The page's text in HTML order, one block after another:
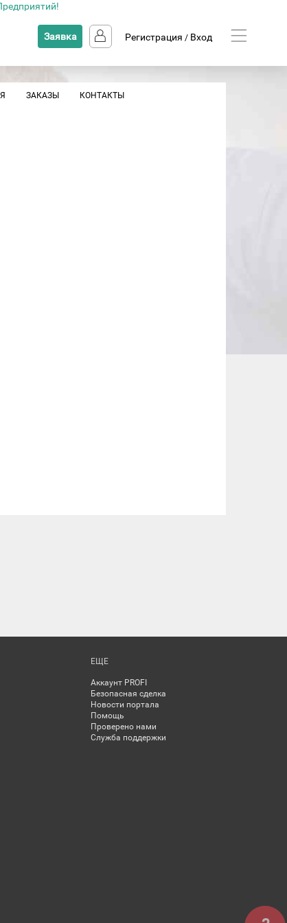
Заявка Регистрация / Вход
ЗАКАЗЫ КОНТАКТЫ
ЕЩЕ
Аккаунт PROFI
Безопасная сделка
Новости портала
Помощь
Проверено нами
Служба поддержки